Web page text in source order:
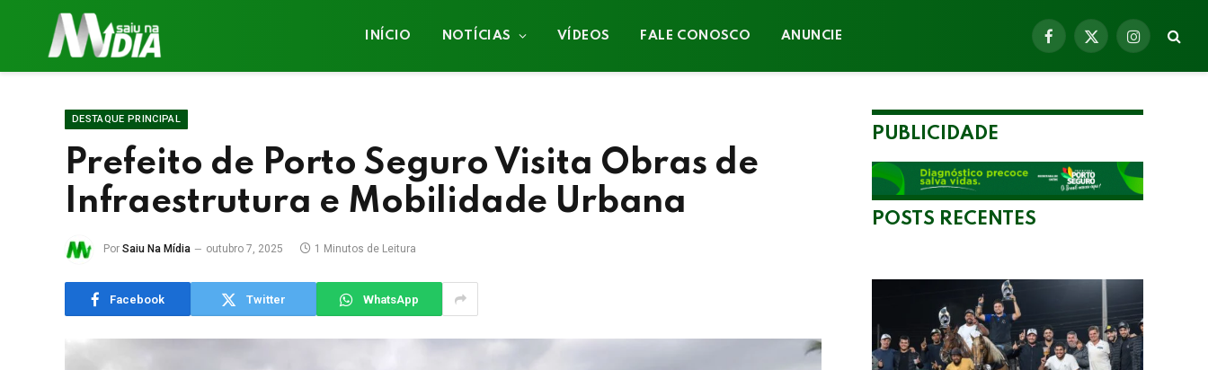
INÍCIO NOTÍCIAS VÍDEOS FALE CONOSCO ANUNCIE
Facebook
X
Instagram
DESTAQUE PRINCIPAL
Prefeito de Porto Seguro Visita Obras de
Infraestrutura e Mobilidade Urbana
Por Saiu Na Mídia outubro 7, 2025 1 Minutos de Leitura
Facebook Twitter WhatsApp
PUBLICIDADE
POSTS RECENTES